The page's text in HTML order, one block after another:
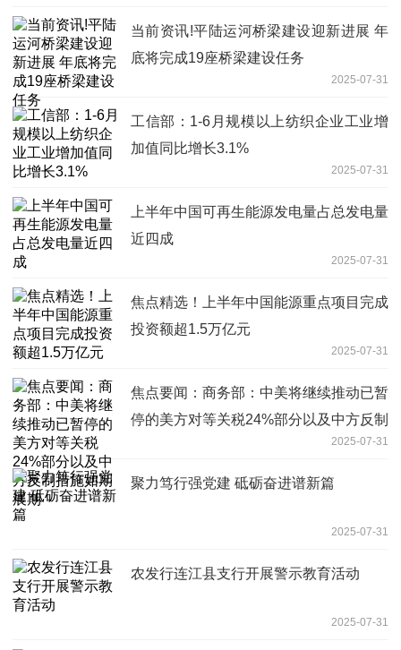
当前资讯!平陆运河桥梁建设迎新进展 年
底将完成19座桥梁建设任务
2025-07-31
工信部：1-6月规模以上纺织企业工业增
加值同比增长3.1%
2025-07-31
上半年中国可再生能源发电量占总发电量
近四成
2025-07-31
焦点精选！上半年中国能源重点项目完成
投资额超1.5万亿元
2025-07-31
焦点要闻：商务部：中美将继续推动已暂
停的美方对等关税24%部分以及中方反制
2025-07-31
聚力笃行强党建 砥砺奋进谱新篇
2025-07-31
农发行连江县支行开展警示教育活动
2025-07-31